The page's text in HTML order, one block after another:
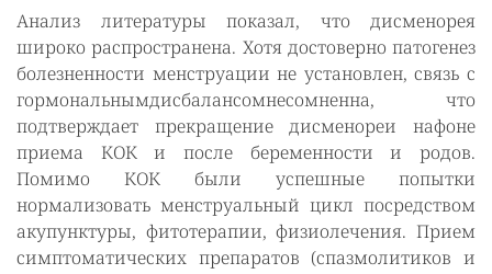
Анализ литературы показал, что дисменорея
широко распространена. Хотя достоверно патогенез
болезненности менструации не установлен, связь с
гормональнымдисбалансомнесомненна, что
подтверждает прекращение дисменореи нафоне
приема КОК и после беременности и родов.
Помимо КОК были успешные попытки
нормализовать менструальный цикл посредством
акупунктуры, фитотерапии, физиолечения. Прием
симптоматических препаратов (спазмолитиков и